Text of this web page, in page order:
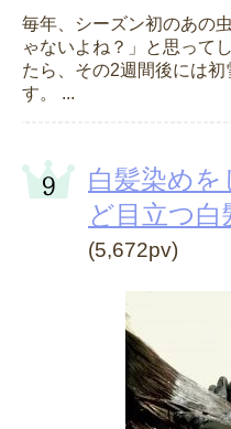
毎年、シーズン初のあの
ゃないよね？」と思って
たら、その2週間後には
す。 ...
白髪染め
ど目立つ白
(5,672pv)